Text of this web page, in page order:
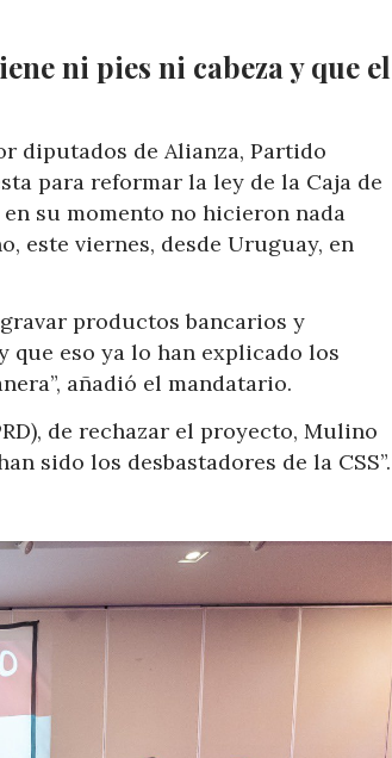
ni pies ni cabeza y que el
diputados de Alianza, Partido
para reformar la ley de la Caja de
su momento no hicieron nada
este viernes, desde Uruguay, en
productos bancarios y
que eso ya lo han explicado los
añadió el mandatario.
de rechazar el proyecto, Mulino
sido los desbastadores de la CSS”.